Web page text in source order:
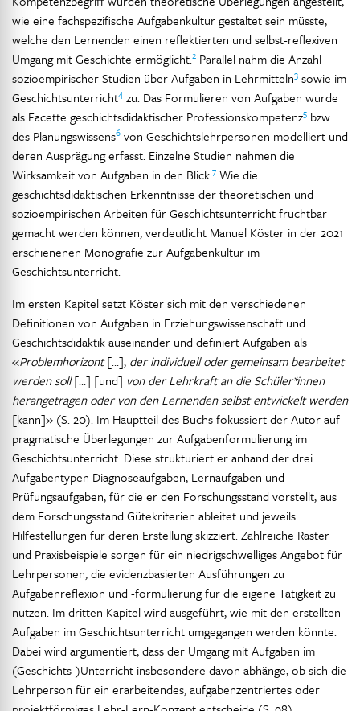
wie eine fachspezifische Aufgabenkultur gestaltet sein müsste,
welche den Lernenden einen reflektierten und selbst-reflexiven
Umgang mit Geschichte ermöglicht.2 Parallel nahm die Anzahl
sozioempirischer Studien über Aufgaben in Lehrmitteln3 sowie im
Geschichtsunterricht4 zu. Das Formulieren von Aufgaben wurde
als Facette geschichtsdidaktischer Professionskompetenz5 bzw.
des Planungswissens6 von Geschichtslehrpersonen modelliert und
deren Ausprägung erfasst. Einzelne Studien nahmen die
Wirksamkeit von Aufgaben in den Blick.7 Wie die
geschichtsdidaktischen Erkenntnisse der theoretischen und
sozioempirischen Arbeiten für Geschichtsunterricht fruchtbar
gemacht werden können, verdeutlicht Manuel Köster in der 2021
erschienenen Monografie zur Aufgabenkultur im
Geschichtsunterricht.
Im ersten Kapitel setzt Köster sich mit den verschiedenen
Definitionen von Aufgaben in Erziehungswissenschaft und
Geschichtsdidaktik auseinander und definiert Aufgaben als
«Problemhorizont[…], der individuell oder gemeinsam bearbeitet
werden soll[…] [und] von der Lehrkraft an die Schüler*innen
herangetragen oder von den Lernenden selbst entwickelt werden
[kann]» (S. 20). Im Hauptteil des Buchs fokussiert der Autor auf
pragmatische Überlegungen zur Aufgabenformulierung im
Geschichtsunterricht. Diese strukturiert er anhand der drei
Aufgabentypen Diagnoseaufgaben, Lernaufgaben und
Prüfungsaufgaben, für die er den Forschungsstand vorstellt, aus
dem Forschungsstand Gütekriterien ableitet und jeweils
Hilfestellungen für deren Erstellung skizziert. Zahlreiche Raster
und Praxisbeispiele sorgen für ein niedrigschwelliges Angebot für
Lehrpersonen, die evidenzbasierten Ausführungen zu
Aufgabenreflexion und -formulierung für die eigene Tätigkeit zu
nutzen. Im dritten Kapitel wird ausgeführt, wie mit den erstellten
Aufgaben im Geschichtsunterricht umgegangen werden könnte.
Dabei wird argumentiert, dass der Umgang mit Aufgaben im
(Geschichts-)Unterricht insbesondere davon abhänge, ob sich die
Lehrperson für ein erarbeitendes, aufgabenzentriertes oder